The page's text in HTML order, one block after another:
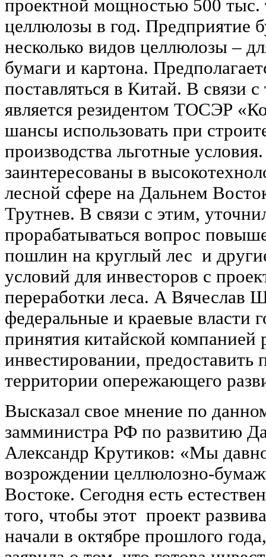
проектной мощностью 500 тыс.
целлюлозы в год. Предприятие
несколько видов целлюлозы –
бумаги и картона.
поставляться в Китай. В связи
является резидентом ТОСЭР
шансы использовать при
производства льготные
заинтересованы в
лесной сфере на Дальнем
Трутнев. В связи с этим,
прорабатываться вопрос
пошлин на круглый лес и
условий для инвесторов с
переработки леса. А Вячеслав
федеральные и краевые власти
принятия китайской компанией
инвестировании, предоставить
территории опережающего
Высказал свое мнение по
замминистра РФ по развитию
Александр Крутиков: «Мы
возрождении целлюлозно-
Востоке. Сегодня есть
того, чтобы этот проект
начали в октябре прошлого